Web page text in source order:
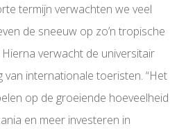
termijn verwachten we veel
de sneeuw op zo’n tropische
Hierna verwacht de universitair
van internationale toeristen. “Het
op de groeiende hoeveelheid
en meer investeren in